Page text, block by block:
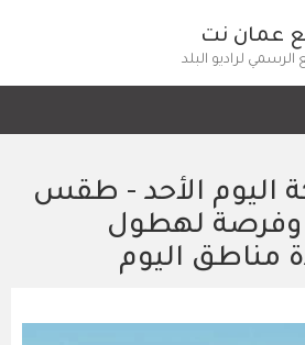
عمان نت
الرسمي لراديو البلد
اليوم الأحد - طقس
وفرصة لهطول
مناطق اليوم